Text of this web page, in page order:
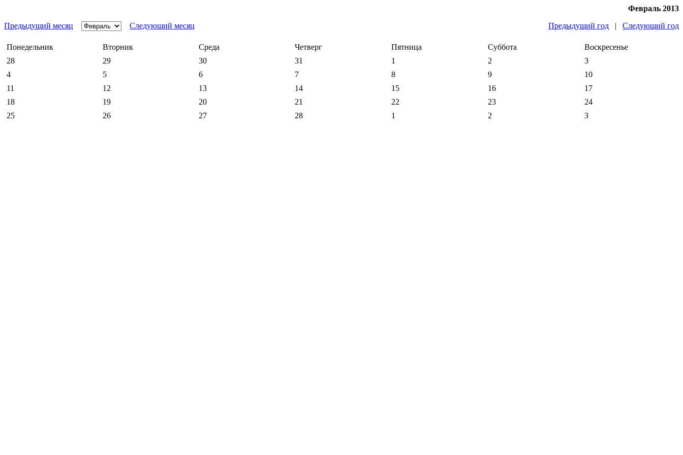
Февраль 2013
Предыдущий месяц
Следующий месяц Предыдущий год | Следующий год
Понедельник Вторник Среда Четверг Пятница Суббота
Воскресенье
28
29 30 31 1 2
3
4
5 6 7 8 9
10
11
12 13 14 15 16
17
18
19 20 21 22 23
24
25
26 27 28 1 2 3